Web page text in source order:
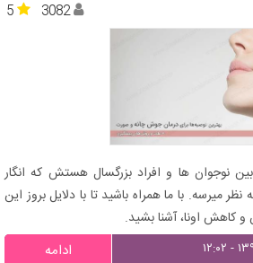
5 3082
نوجوان ها و افراد بزرگسال هستش که انگار
میرسه. با ما همراه باشید تا با دلایل بروز این
اونا، آشنا بشید.
ادامه